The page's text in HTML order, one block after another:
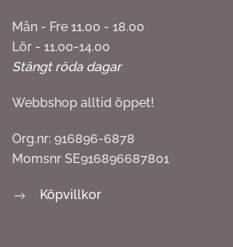
Mån - Fre 11.00 - 18.00
Lör - 11.00-14.00
Stängt röda dagar
Webbshop alltid öppet!
Org.nr: 916896-6878
Momsnr SE916896687801
Köpvillkor